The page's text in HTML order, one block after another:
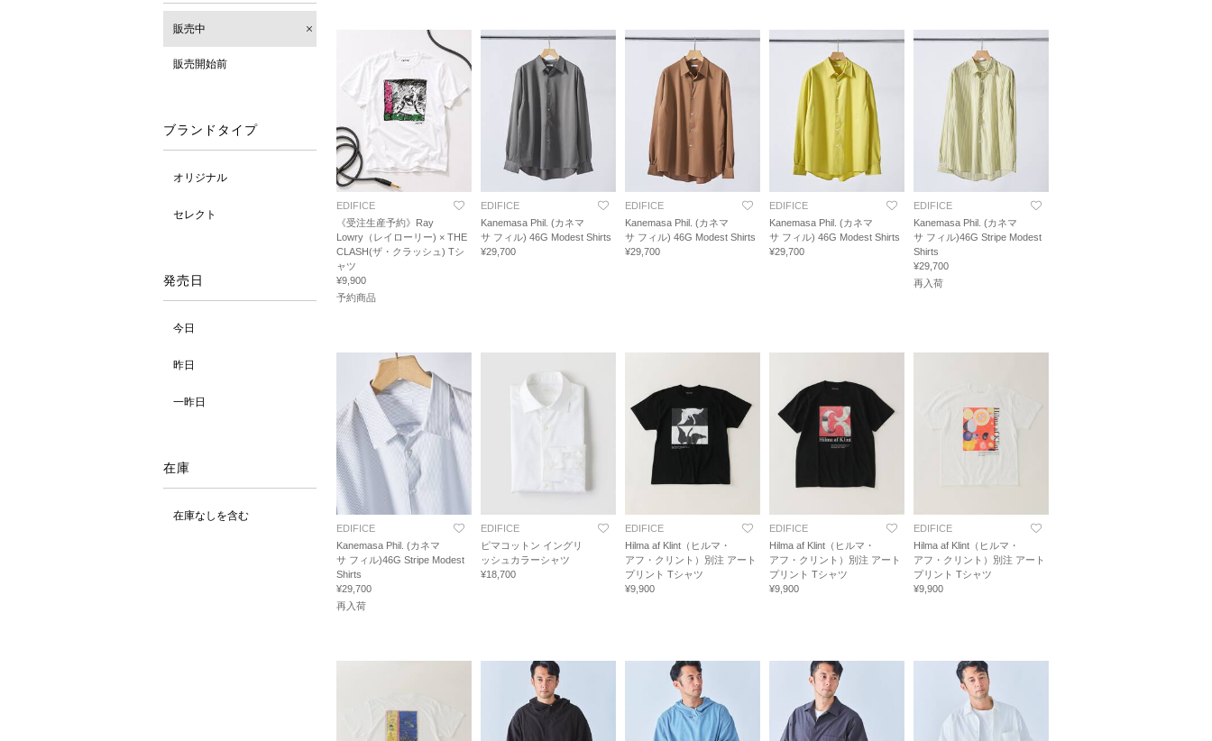
販売中
販売開始前
ブランドタイプ
オリジナル
セレクト
発売日
今日
昨日
一昨日
在庫
在庫なしを含む
EDIFICE
《受注生産予約》Ray
Lowry（レイローリー) × THE
CLASH(ザ・クラッシュ) Tシ
ャツ
¥9,900
予約商品
EDIFICE
Kanemasa Phil. (カネマ
サ フィル) 46G Modest Shirts
¥29,700
EDIFICE
Kanemasa Phil. (カネマ
サ フィル) 46G Modest Shirts
¥29,700
EDIFICE
Kanemasa Phil. (カネマ
サ フィル) 46G Modest Shirts
¥29,700
EDIFICE
Kanemasa Phil. (カネマ
サ フィル)46G Stripe Modest
Shirts
¥29,700
再入荷
EDIFICE
Kanemasa Phil. (カネマ
サ フィル)46G Stripe Modest
Shirts
¥29,700
再入荷
EDIFICE
ピマコットン イングリ
ッシュカラーシャツ
¥18,700
EDIFICE
Hilma af Klint（ヒルマ・
アフ・クリント）別注 アート
プリント Tシャツ
¥9,900
EDIFICE
Hilma af Klint（ヒルマ・
アフ・クリント）別注 アート
プリント Tシャツ
¥9,900
EDIFICE
Hilma af Klint（ヒルマ・
アフ・クリント）別注 アート
プリント Tシャツ
¥9,900